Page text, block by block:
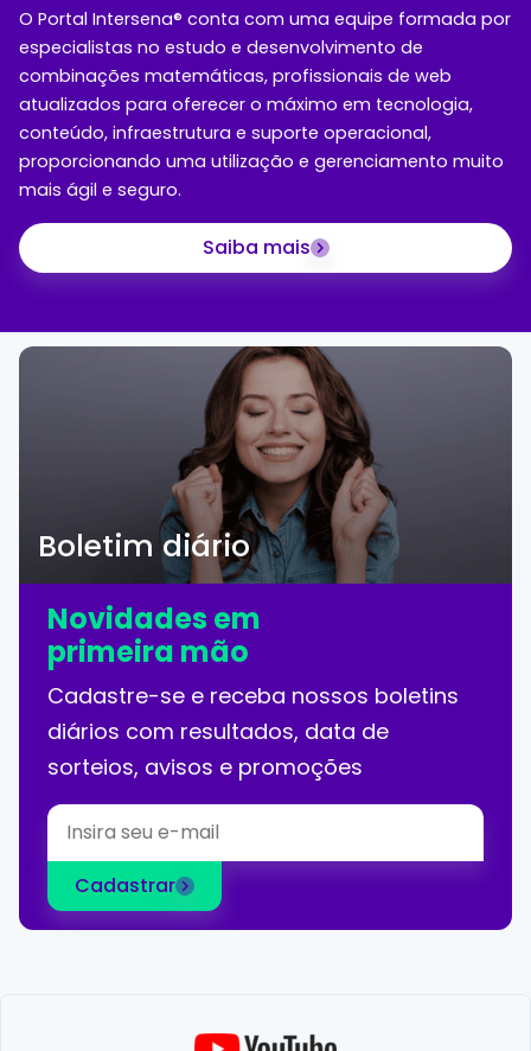
O Portal Intersena® conta com uma equipe formada por
especialistas no estudo e desenvolvimento de
combinações matemáticas, profissionais de web
atualizados para oferecer o máximo em tecnologia,
conteúdo, infraestrutura e suporte operacional,
proporcionando uma utilização e gerenciamento muito
mais ágil e seguro.
Saiba mais
Novidades em
primeira mão
Cadastre-se e receba nossos boletins
diários com resultados, data de
sorteios, avisos e promoções
Cadastrar
Boletim diário